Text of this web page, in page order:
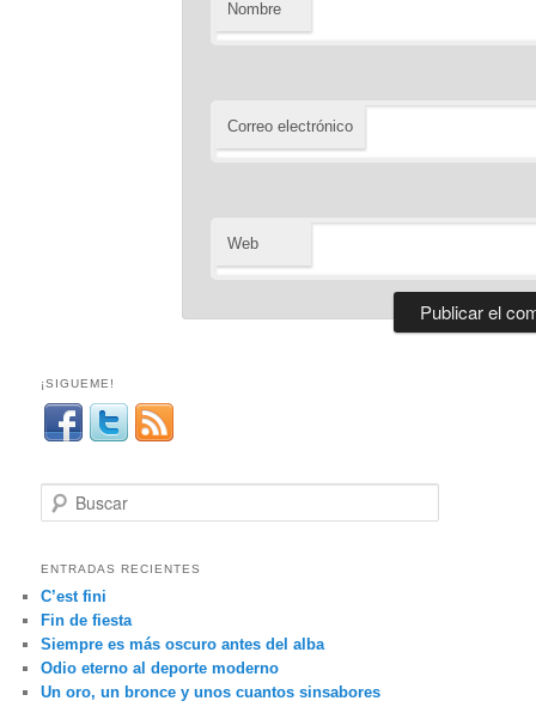
Nombre
Correo electrónico
Web
¡SIGUEME!
u
c
a
r
ENTRADAS RECIENTES
C’est fini
Fin de fiesta
Siempre es más oscuro antes del alba
Odio eterno al deporte moderno
Un oro, un bronce y unos cuantos sinsabores